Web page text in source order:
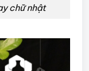
chữ nhật